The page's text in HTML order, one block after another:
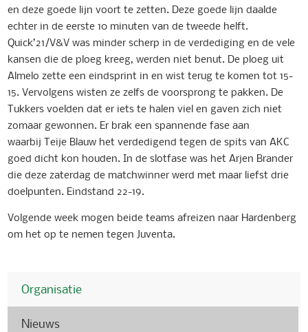
en deze goede lijn voort te zetten. Deze goede lijn daalde
echter in de eerste 10 minuten van de tweede helft.
Quick’21/V&V was minder scherp in de verdediging en de vele
kansen die de ploeg kreeg, werden niet benut. De ploeg uit
Almelo zette een eindsprint in en wist terug te komen tot 15-
15. Vervolgens wisten ze zelfs de voorsprong te pakken. De
Tukkers voelden dat er iets te halen viel en gaven zich niet
zomaar gewonnen. Er brak een spannende fase aan
waarbij Teije Blauw het verdedigend tegen de spits van AKC
goed dicht kon houden. In de slotfase was het Arjen Brander
die deze zaterdag de matchwinner werd met maar liefst drie
doelpunten. Eindstand 22-19.
Volgende week mogen beide teams afreizen naar Hardenberg
om het op te nemen tegen Juventa.
Organisatie
Nieuws